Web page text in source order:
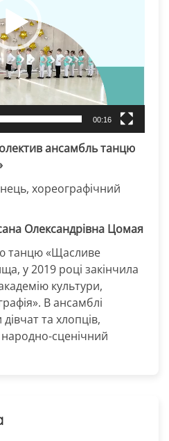
00:16
ансамбль танцю
хореографічний
Олександрівна Цомая
танцю «Щасливе
у 2019 році закінчила
культури,
В ансамблі
та хлопців,
сценічний